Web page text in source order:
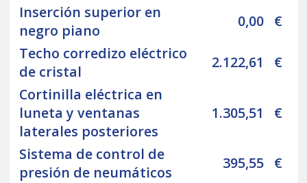
Inserción superior en
negro piano
0,00 €
Techo corredizo eléctrico
de cristal
2.122,61
€
Cortinilla eléctrica en
luneta y ventanas
laterales posteriores
1.305,51 €
Sistema de control de
presión de neumáticos
395,55 €